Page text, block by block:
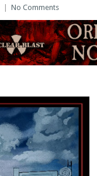
No Comments